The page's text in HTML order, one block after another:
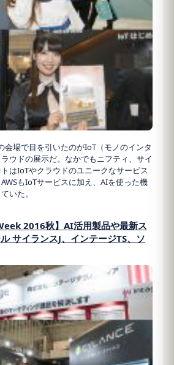
会場で目を引いたのがIoT（モノのインタ
ウドの展示だ。なかでもニフティ、サイ
はIoTやクラウドのユニークなサービス
もIoTサービスに加え、AIを使った機
いた。
2016秋】AI活用製品や最新ス
サイランスJ、インテージTS、ソ